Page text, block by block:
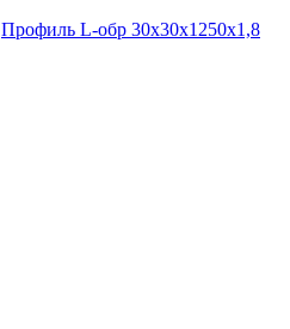
Профиль L-обр 30х30х1250х1,8